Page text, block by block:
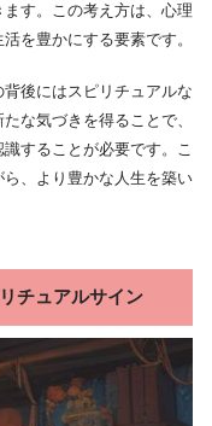
す。この考え方は、心理
を豊かにする要素です。
後にはスピリチュアルな
な気づきを得ることで、
することが必要です。こ
、より豊かな人生を築い
チュアルサイン